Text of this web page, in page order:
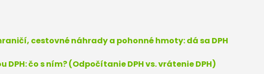
cestovné náhrady a pohonné hmoty: dá sa DPH
DPH: čo s ním? (Odpočítanie DPH vs. vrátenie DPH)